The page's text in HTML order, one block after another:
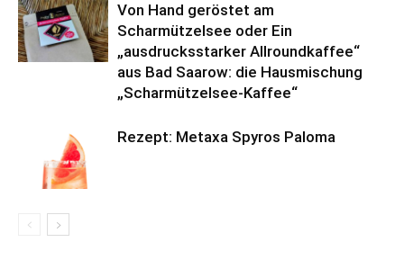
Von Hand geröstet am
Scharmützelsee oder Ein
„ausdrucksstarker Allroundkaffee“
aus Bad Saarow: die Hausmischung
„Scharmützelsee-Kaffee“
Rezept: Metaxa Spyros Paloma